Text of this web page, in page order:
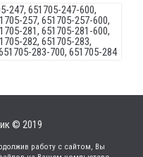
247, 651705-247-600,
257, 651705-257-600,
281, 651705-281-600,
282, 651705-283,
283-700, 651705-284
© 2019
работу с сайтом, Вы